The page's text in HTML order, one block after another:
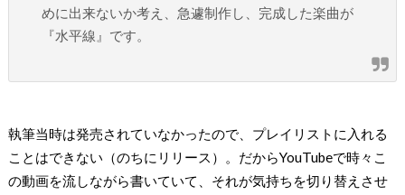
めに出来ないか考え、急遽制作し、完成した楽曲が
『水平線』です。
執筆当時は発売されていなかったので、プレイリストに入れる
ことはできない（のちにリリース）。だからYouTubeで時々こ
の動画を流しながら書いていて、それが気持ちを切り替えさせ